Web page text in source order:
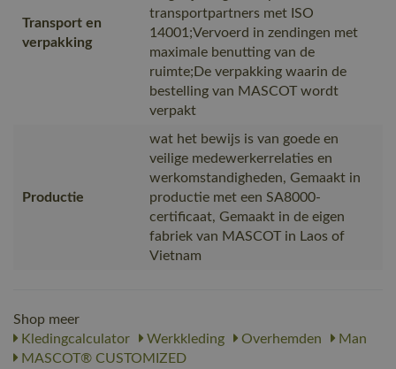
Transport en
verpakking
transportpartners met ISO
14001;Vervoerd in zendingen met
maximale benutting van de
ruimte;De verpakking waarin de
bestelling van MASCOT wordt
verpakt
Productie
wat het bewijs is van goede en
veilige medewerkerrelaties en
werkomstandigheden, Gemaakt in
productie met een SA8000-
certificaat, Gemaakt in de eigen
fabriek van MASCOT in Laos of
Vietnam
Shop meer
Kledingcalculator
Werkkleding Overhemden
Man
MASCOT® CUSTOMIZED